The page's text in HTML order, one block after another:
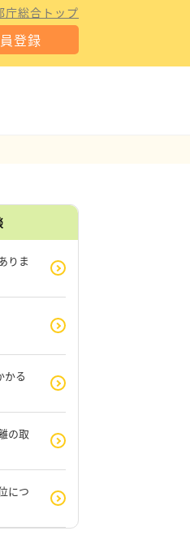
庁総合トップ
登録
りま
かる
の取
につ